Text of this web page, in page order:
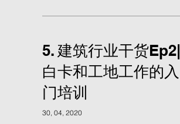
5. 建筑行业干货Ep2|
白卡和工地工作的入
门培训
30, 04, 2020